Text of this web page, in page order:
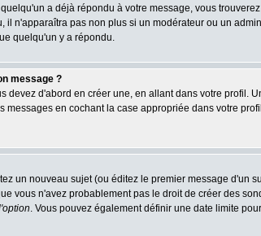
a déjà répondu à votre message, vous
il n'apparaîtra pas non plus si un modérateur ou un
quelqu'un y a répondu.
message ?
devez d'abord en créer une, en allant dans votre profil.
messages en cochant la case appropriée dans votre
un nouveau sujet (ou éditez le premier message d'un
vous n'avez probablement pas le droit de créer des
. Vous pouvez également définir une date limite